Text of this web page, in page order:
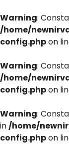
Warning:
/home/
config.phpon
Warning:
/home/
config.phpon
Warning:
in/home/
config.phpon